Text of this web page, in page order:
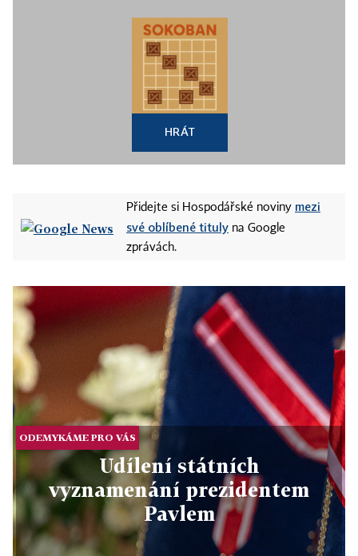
HRÁT
Přidejte si Hospodářské noviny mezi
své oblíbené tituly na Google
zprávách.
ODEMYKÁME PRO VÁS
Udílení státních
vyznamenání prezidentem
Pavlem